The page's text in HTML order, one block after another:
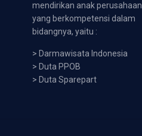
mendirikan anak perusahaan
yang berkompetensi dalam
bidangnya, yaitu :
> Darmawisata Indonesia
> Duta PPOB
> Duta Sparepart